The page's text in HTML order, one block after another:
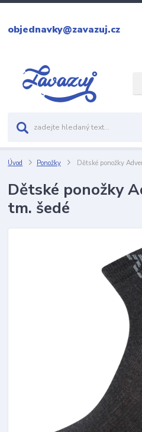
objednavky@zavazuj.cz
Úvod Ponožky Dětské ponožky
Dětské ponožky
tm. šedé